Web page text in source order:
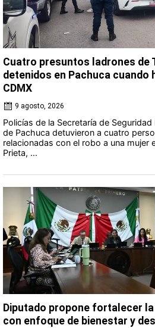
Cuatro presuntos ladrones de
detenidos en Pachuca cuando
CDMX
9 agosto, 2026
Policías de la Secretaría de
de Pachuca detuvieron a cuatro
relacionadas con el robo a una mujer
Prieta, ...
Diputado propone fortalecer
con enfoque de bienestar y